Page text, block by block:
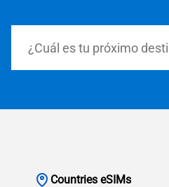
Countries eSIMs